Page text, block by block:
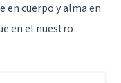
en cuerpo y alma en
en el nuestro